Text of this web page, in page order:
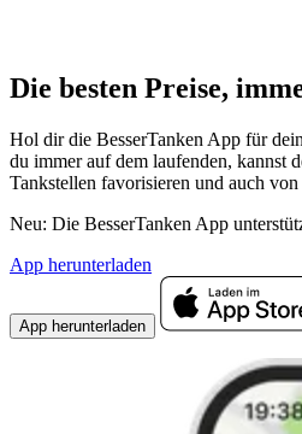
Die besten Preise,
Hol dir die BesserTanken App für
du immer auf dem laufenden, kannst
Tankstellen favorisieren und auch
Neu: Die BesserTanken App
App herunterladen
App herunterladen